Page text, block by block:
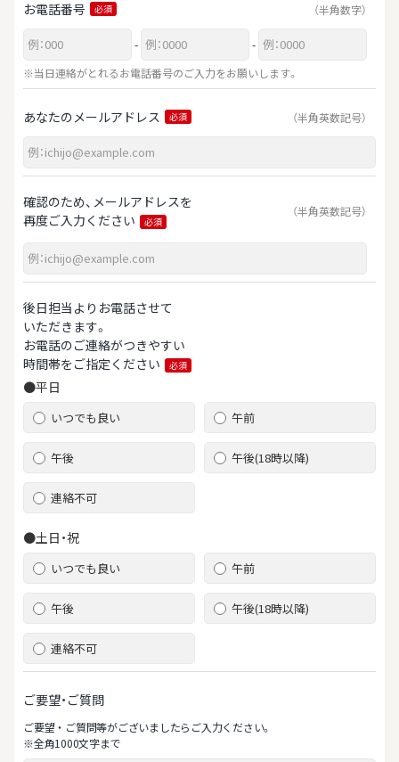
お電話番号 必須 （半角数字）
-
-
※当日連絡がとれるお電話番号のご入力をお願いします。
あなたのメールアドレス 必須 （半角英数記号）
確認のため、メールアドレスを
再度ご入力ください
必須
（半角英数記号）
後日担当よりお電話させて
いただきます。
お電話のご連絡がつきやすい
時間帯をご指定ください
必須
●平日
いつでも良い 午前
午後 午後(18時以降)
連絡不可
●土日・祝
いつでも良い 午前
午後 午後(18時以降)
連絡不可
ご要望・ご質問
ご要望‧ご質問等がございましたらご⼊⼒ください。
※全⾓1000⽂字まで